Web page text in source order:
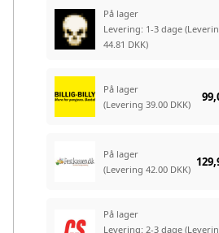
På lager
Levering: 1-3 dage
44.81 DKK)
På lager
(Levering 39.00 DKK)
På lager
(Levering 42.00 DKK)
På lager
Levering: 2-3 dage